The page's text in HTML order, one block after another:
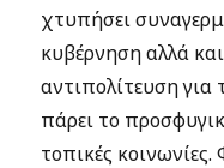
χτυπήσει
κυβέρνηση αλλά
αντιπολίτευση
πάρει το
τοπικές